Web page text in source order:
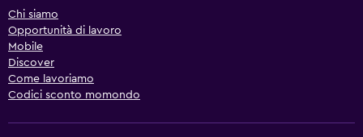
Chi siamo
Opportunità di lavoro
Mobile
Discover
Come lavoriamo
Codici sconto momondo